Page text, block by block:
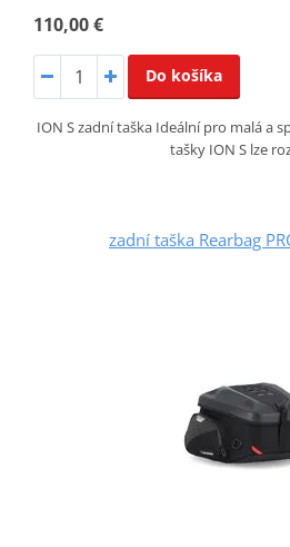
110,00 €
Do košíka
ION S zadní taška Ideální pro malá a
tašky ION S lze
zadní taška Rearbag